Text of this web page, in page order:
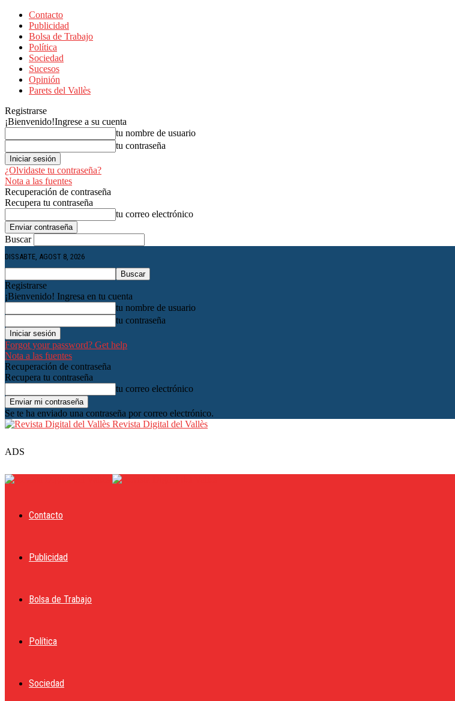
Contacto
Publicidad
Bolsa de Trabajo
Política
Sociedad
Sucesos
Opinión
Parets del Vallès
Registrarse
¡Bienvenido!Ingrese a su cuenta
tu nombre de usuario
tu contraseña
¿Olvidaste tu contraseña?
Nota a las fuentes
Recuperación de contraseña
Recupera tu contraseña
tu correo electrónico
Buscar
DISSABTE, AGOST 8, 2026
Registrarse
¡Bienvenido! Ingresa en tu cuenta
tu nombre de usuario
tu contraseña
Forgot your password? Get help
Nota a las fuentes
Recuperación de contraseña
Recupera tu contraseña
tu correo electrónico
Se te ha enviado una contraseña por correo electrónico.
Revista Digital del Vallès
ADS
Contacto
Publicidad
Bolsa de Trabajo
Política
Sociedad